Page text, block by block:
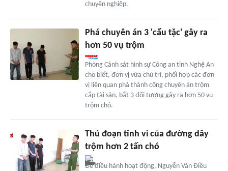
chuyên nghiệp.
Phá chuyên án 3 'cẩu tặc' gây ra
hơn 50 vụ trộm
Phòng Cảnh sát hình sự Công an tỉnh Nghệ An
cho biết, đơn vị vừa chủ trì, phối hợp các đơn
vị liên quan phá thành công chuyên án trộm
cắp tài sản, bắt 3 đối tượng gây ra hơn 50 vụ
trộm chó.
Thủ đoạn tinh vi của đường dây
trộm hơn 2 tấn chó
Để điều hành hoạt động, Nguyễn Văn Điều